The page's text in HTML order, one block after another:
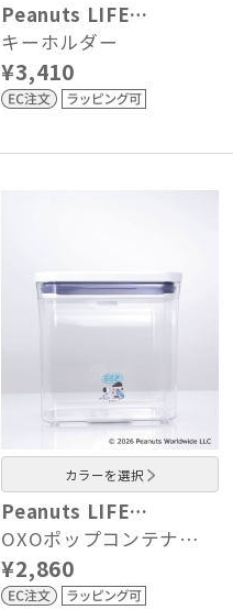
Peanuts LIFE…
キーホルダー
¥3,410
カラーを選択
Peanuts LIFE…
OXOポップコンテナ…
¥2,860